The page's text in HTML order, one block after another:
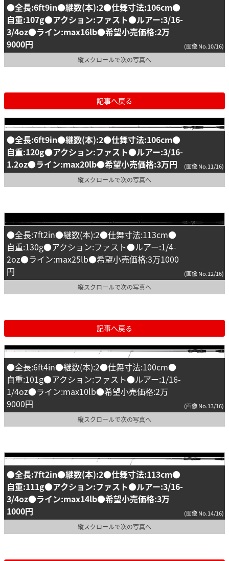
●全長:6ft9in●継数(本):2●仕舞寸法:106cm●
自重:107g●アクション:ファスト●ルアー:3/16-
3/4oz●ライン:max16lb●希望小売価格:2万
9000円
(画像 No.10/16)
縦スクロールで次の写真へ
記事へ戻る
●全長:6ft9in●継数(本):2●仕舞寸法:106cm●
自重:120g●アクション:ファスト●ルアー:3/16-
1.2oz●ライン:max20lb●希望小売価格:3万円
(画像 No.11/16)
縦スクロールで次の写真へ
●全長:7ft2in●継数(本):2●仕舞寸法:113cm●
自重:130g●アクション:ファスト●ルアー:1/4-
2oz●ライン:max25lb●希望小売価格:3万1000
円
(画像 No.12/16)
縦スクロールで次の写真へ
記事へ戻る
●全長:6ft4in●継数(本):2●仕舞寸法:100cm●
自重:101g●アクション:ファスト●ルアー:1/16-
1/4oz●ライン:max10lb●希望小売価格:2万
9000円
(画像 No.13/16)
縦スクロールで次の写真へ
●全長:7ft2in●継数(本):2●仕舞寸法:113cm●
自重:111g●アクション:ファスト●ルアー:3/16-
3/4oz●ライン:max14lb●希望小売価格:3万
1000円
(画像 No.14/16)
縦スクロールで次の写真へ